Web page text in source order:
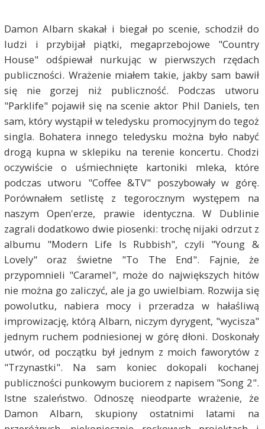
Damon Albarn skakał i biegał po scenie, schodził do
ludzi i przybijał piątki, megaprzebojowe "Country
House" odśpiewał nurkując w pierwszych rzędach
publiczności. Wrażenie miałem takie, jakby sam bawił
się nie gorzej niż publiczność. Podczas utworu
"Parklife" pojawił się na scenie aktor Phil Daniels, ten
sam, który wystąpił w teledysku promocyjnym do tegoż
singla. Bohatera innego teledysku można było nabyć
drogą kupna w sklepiku na terenie koncertu. Chodzi
oczywiście o uśmiechnięte kartoniki mleka, które
podczas utworu "Coffee &TV" poszybowały w górę.
Porównałem setlistę z tegorocznym występem na
naszym Open'erze, prawie identyczna. W Dublinie
zagrali dodatkowo dwie piosenki: trochę nijaki odrzut z
albumu "Modern Life Is Rubbish", czyli "Young &
Lovely" oraz świetne "To The End". Fajnie, że
przypomnieli "Caramel", może do największych hitów
nie można go zaliczyć, ale ja go uwielbiam. Rozwija się
powolutku, nabiera mocy i przeradza w hałaśliwą
improwizację, którą Albarn, niczym dyrygent, "wycisza"
jednym ruchem podniesionej w górę dłoni. Doskonały
utwór, od początku był jednym z moich faworytów z
"Trzynastki". Na sam koniec dokopali kochanej
publiczności punkowym buciorem z napisem "Song 2".
Istne szaleństwo. Odnoszę nieodparte wrażenie, że
Damon Albarn, skupiony ostatnimi latami na